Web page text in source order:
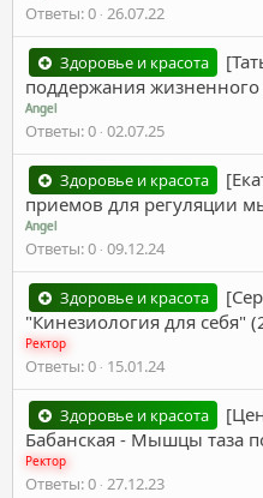
Ответы 0 26.07.22
Здоровье и красота
поддержания жизненного
Angel
Ответы 0 02.07.25
Здоровье и красота
приемов для регуляции
Angel
Ответы 0 09.12.24
Здоровье и красота
"Кинезиология для себя"
Ректор
Ответы 0 15.01.24
Здоровье и красота
Бабанская - Мышцы таза
Ректор
Ответы 0 27.12.23